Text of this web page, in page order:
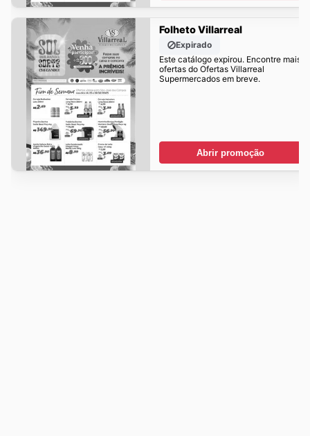
Folheto Villarreal
Expirado
Este catálogo expirou. Encontre mais
ofertas do Ofertas Villarreal
Supermercados em breve.
Abrir promoção